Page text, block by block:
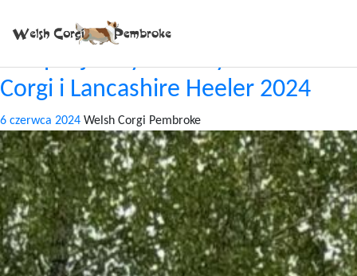
Tag:DANKA
Corgi i Lancashire Heeler 2024
6 czerwca 2024 Welsh Corgi Pembroke